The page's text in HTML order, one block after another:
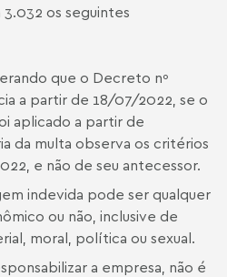
os seguintes
que o Decreto nº
a partir de 18/07/2022, se o
aplicado a partir de
da multa observa os critérios
e não de seu antecessor.
indevida pode ser qualquer
ou não, inclusive de
moral, política ou sexual.
a empresa, não é